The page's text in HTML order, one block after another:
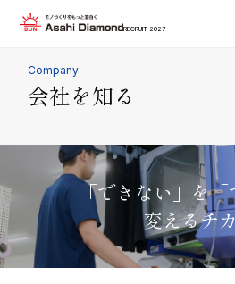
RECRUIT 2027
Company
会社を知る
「できない」を
変えるチ